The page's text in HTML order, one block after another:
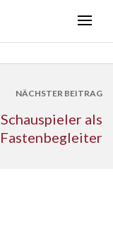
NÄCHSTER BEITRAG
Schauspieler als
Fastenbegleiter